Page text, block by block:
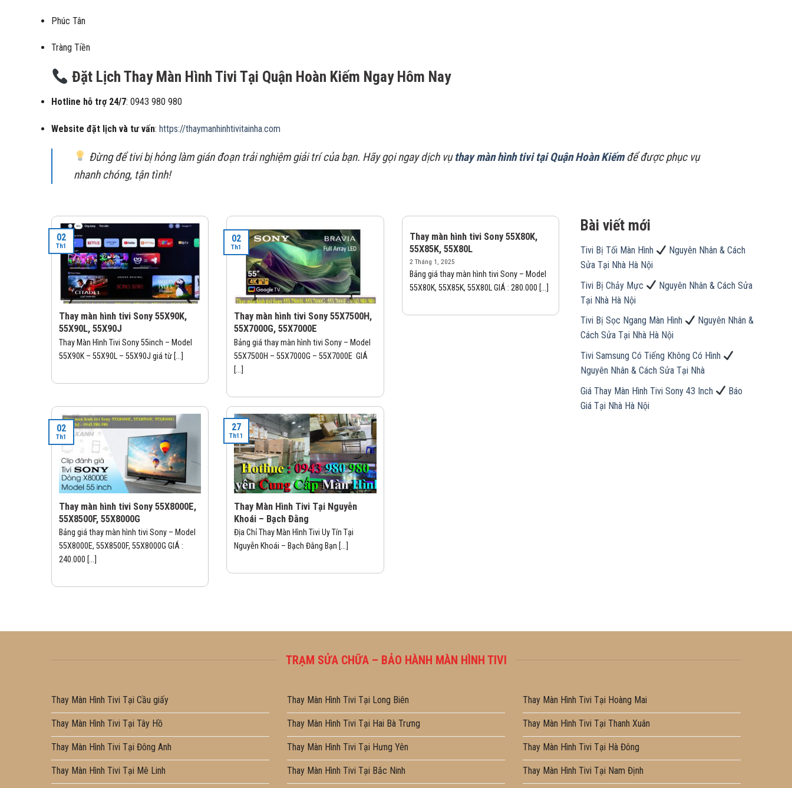
Phúc Tân
Tràng Tiền
Đặt Lịch Thay Màn Hình Tivi Tại Quận Hoàn Kiếm Ngay Hôm Nay
Hotline hỗ trợ 24/7: 0943 980 980
Website đặt lịch và tư vấn: https://thaymanhinhtivitainha.com
Đừng để tivi bị hỏng làm gián đoạn trải nghiệm giải trí của bạn. Hãy gọi ngay dịch vụthay màn hình tivi tại Quận Hoàn Kiếmđể được phục vụ
nhanh chóng, tận tình!
Thay màn hình tivi Sony 55X90K,
55X90L, 55X90J
Thay Màn Hình Tivi Sony 55inch – Model
55X90K – 55X90L – 55X90J giá từ [...]
02
Th1
Thay màn hình tivi Sony 55X7500H,
55X7000G, 55X7000E
Bảng giá thay màn hình tivi Sony – Model
55X7500H – 55X7000G – 55X7000E GIÁ
[...]
02
Th1
Thay màn hình tivi Sony 55X80K,
55X85K, 55X80L
2 Tháng 1, 2025
Bảng giá thay màn hình tivi Sony – Model
55X80K, 55X85K, 55X80L GIÁ : 280.000 [...]
Thay màn hình tivi Sony 55X8000E,
55X8500F, 55X8000G
Bảng giá thay màn hình tivi Sony – Model
55X8000E, 55X8500F, 55X8000G GIÁ :
240.000 [...]
02
Th1
Thay Màn Hình Tivi Tại Nguyễn
Khoái – Bạch Đằng
Địa Chỉ Thay Màn Hình Tivi Uy Tín Tại
Nguyễn Khoái – Bạch Đằng Bạn [...]
27
Th11
Bài viết mới
Tivi Bị Tối Màn Hình
Nguyên Nhân & Cách
Sửa Tại Nhà Hà Nội
Tivi Bị Chảy Mực
Nguyên Nhân & Cách Sửa
Tại Nhà Hà Nội
Tivi Bị Sọc Ngang Màn Hình
Nguyên Nhân &
Cách Sửa Tại Nhà Hà Nội
Tivi Samsung Có Tiếng Không Có Hình
Nguyên Nhân & Cách Sửa Tại Nhà
Giá Thay Màn Hình Tivi Sony 43 Inch
Báo
Giá Tại Nhà Hà Nội
TRẠM SỬA CHỮA – BẢO HÀNH MÀN HÌNH TIVI
Thay Màn Hình Tivi Tại Cầu giấy
Thay Màn Hình Tivi Tại Tây Hồ
Thay Màn Hình Tivi Tại Đông Anh
Thay Màn Hình Tivi Tại Mê Linh
Thay Màn Hình Tivi Tại Long Biên
Thay Màn Hình Tivi Tại Hai Bà Trưng
Thay Màn Hình Tivi Tại Hưng Yên
Thay Màn Hình Tivi Tại Bắc Ninh
Thay Màn Hình Tivi Tại Hoàng Mai
Thay Màn Hình Tivi Tại Thanh Xuân
Thay Màn Hình Tivi Tại Hà Đông
Thay Màn Hình Tivi Tại Nam Định